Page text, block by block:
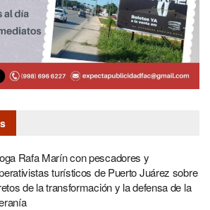
Rafa Marín con pescadores y
turísticos de Puerto Juárez sobre
de la transformación y la defensa de la